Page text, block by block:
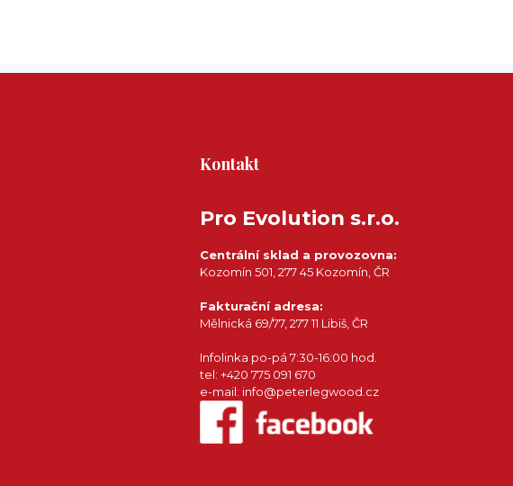
Kontakt
Pro Evolution s.r.o.
Centrální sklad a provozovna:
Kozomín 501, 277 45 Kozomín, ČR
Fakturační adresa:
Mělnická 69/77, 277 11 Libiš, ČR
Infolinka po-pá 7:30-16:00 hod.
tel: +420 775 091 670
e-mail: info@peterlegwood.cz